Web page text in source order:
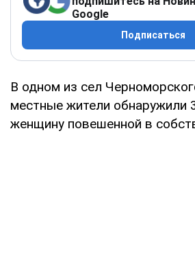
Google
Подписаться
В одном из сел
местные жители обнаружили
женщину повешенной в